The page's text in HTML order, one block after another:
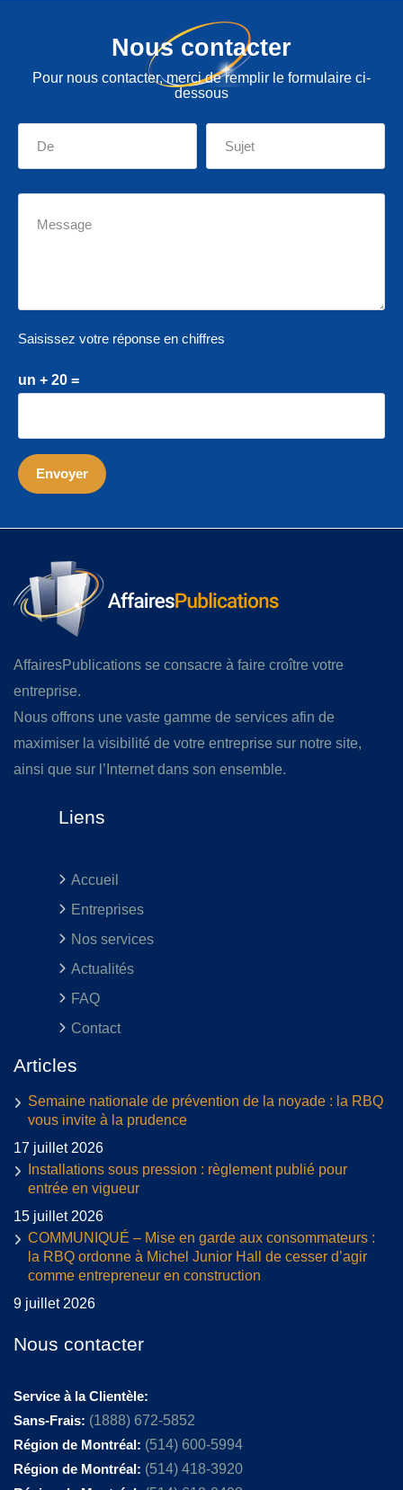
Nous contacter
Pour nous contacter, merci de remplir le formulaire ci-
dessous
Saisissez votre réponse en chiffres
un + 20 =
AffairesPublications se consacre à faire croître votre
entreprise.
Nous offrons une vaste gamme de services afin de
maximiser la visibilité de votre entreprise sur notre site,
ainsi que sur l’Internet dans son ensemble.
Liens
Accueil
Entreprises
Nos services
Actualités
FAQ
Contact
Articles
Semaine nationale de prévention de la noyade : la RBQ
vous invite à la prudence
17 juillet 2026
Installations sous pression : règlement publié pour
entrée en vigueur
15 juillet 2026
COMMUNIQUÉ – Mise en garde aux consommateurs :
la RBQ ordonne à Michel Junior Hall de cesser d’agir
comme entrepreneur en construction
9 juillet 2026
Nous contacter
Service à la Clientèle:
Sans-Frais: (1888) 672-5852
Région de Montréal: (514) 600-5994
Région de Montréal: (514) 418-3920